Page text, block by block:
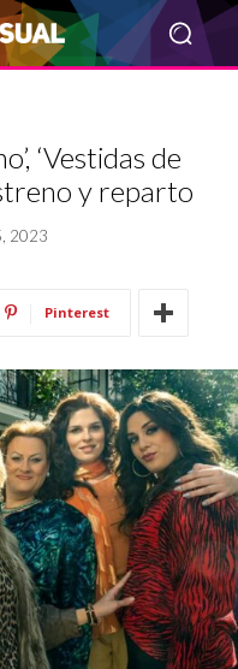
‘Vestidas de
y reparto
2023
Pinterest